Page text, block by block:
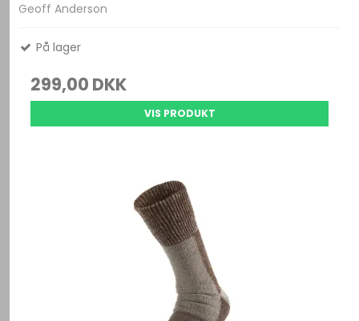
Geoff Anderson
På lager
299,00 DKK
VIS PRODUKT